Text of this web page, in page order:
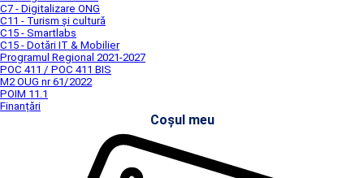
C7 - Digitalizare ONG
C11 - Turism și cultură
C15 - Smartlabs
C15 - Dotări IT & Mobilier
Programul Regional 2021-2027
POC 411 / POC 411 BIS
M2 OUG nr 61/2022
POIM 11.1
Finanțări
Coșul meu